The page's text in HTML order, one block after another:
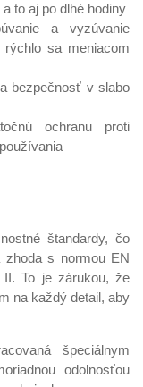
to aj po dlhé hodiny
a vyzúvanie
sa meniacom
bezpečnosť v slabo
ochranu proti
štandardy, čo
zhoda s normou EN
II. To je zárukou, že
na každý detail, aby
špeciálnym
odolnosťou